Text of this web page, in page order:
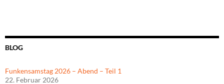
BLOG
Funkensamstag 2026 – Abend – Teil 1
22. Februar 2026